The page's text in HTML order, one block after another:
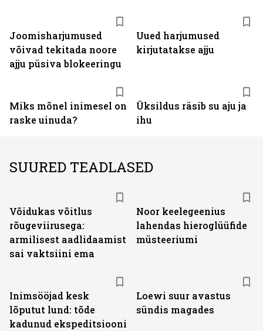
Joomisharjumused
võivad tekitada noore
ajju püsiva blokeeringu
Uued harjumused
kirjutatakse ajju
Miks mõnel inimesel on
raske uinuda?
Üksildus räsib su aju ja
ihu
SUURED TEADLASED
Võidukas võitlus
rõugeviirusega:
armilisest aadlidaamist
sai vaktsiini ema
Noor keelegeenius
lahendas hieroglüüfide
müsteeriumi
Inimsööjad kesk
lõputut lund: tõde
kadunud ekspeditsiooni
Loewi suur avastus
sündis magades